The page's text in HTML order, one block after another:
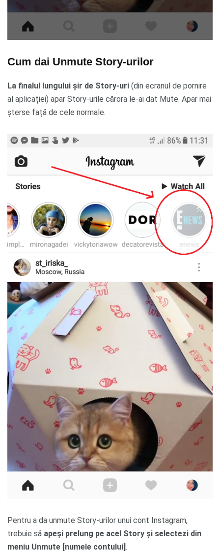
Cum dai Unmute Story-urilor
La finalul lungului șir de Story-uri (din ecranul de pornire
al aplicației) apar Story-urile cărora le-ai dat Mute. Apar mai
șterse față de cele normale.
Pentru a da unmute Story-urilor unui cont Instagram,
trebuie să apeși prelung pe acel Story și selectezi din
meniu Unmute [numele contului].